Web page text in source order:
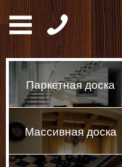
Паркетная доска
Массивная доска